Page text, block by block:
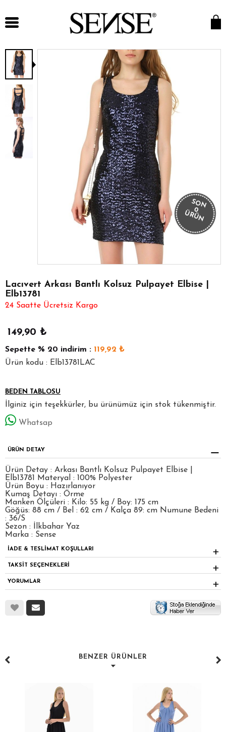
SON
0
ÜRÜN
Lacıvert Arkası Bantlı Kolsuz Pulpayet Elbise |
Elb13781
24 Saatte Ücretsiz Kargo
149,90 ₺
Sepette % 20 indirim : 119,92 ₺
Ürün kodu : Elb13781LAC
BEDEN TABLOSU
İlginiz için teşekkürler, bu ürünümüz için stok tükenmiştir.
Whatsap
ÜRÜN DETAY
Ürün Detay : Arkası Bantlı Kolsuz Pulpayet Elbise |
Elb13781 Materyal : 100% Polyester
Ürün Boyu : Hazırlanıyor
Kumaş Detayı : Örme
Manken Ölçüleri : Kilo: 55 kg / Boy: 175 cm
Göğüs: 88 cm / Bel : 62 cm / Kalça 89: cm Numune Bedeni
: 36/S
Sezon : İlkbahar Yaz
Marka : Sense
İADE & TESLİMAT KOŞULLARI
TAKSİT SEÇENEKLERİ
YORUMLAR
BENZER ÜRÜNLER